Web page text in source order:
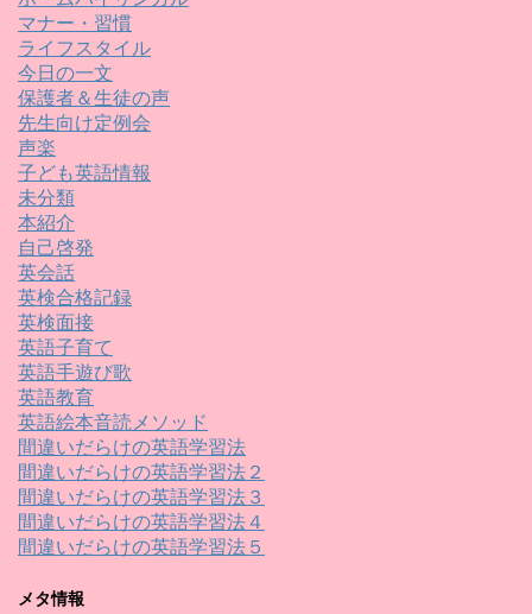
マナー・習慣
ライフスタイル
今日の一文
保護者＆生徒の声
先生向け定例会
声楽
子ども英語情報
未分類
本紹介
自己啓発
英会話
英検合格記録
英検面接
英語子育て
英語手遊び歌
英語教育
英語絵本音読メソッド
間違いだらけの英語学習法
間違いだらけの英語学習法２
間違いだらけの英語学習法３
間違いだらけの英語学習法４
間違いだらけの英語学習法５
メタ情報